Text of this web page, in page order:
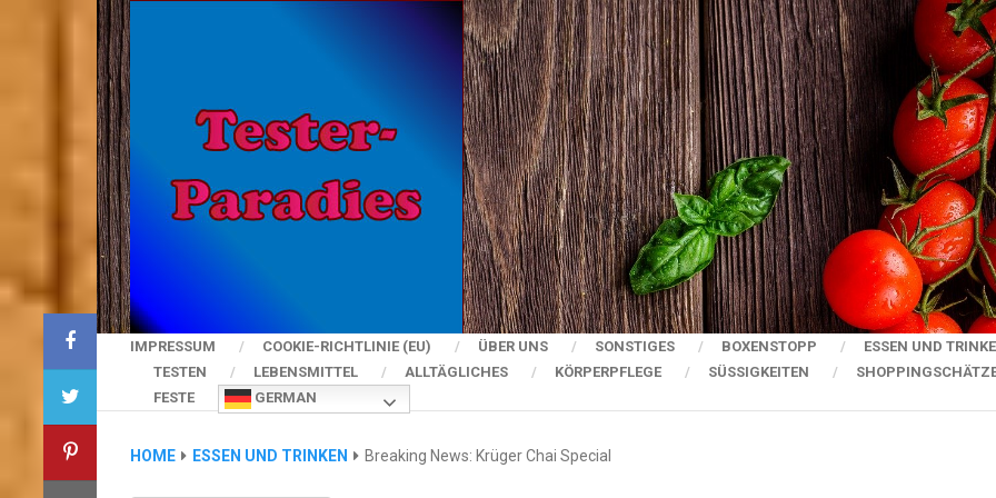
IMPRESSUM COOKIE-RICHTLINIE (EU) ÜBER UNS SONSTIGES BOXENSTOPP
ESSEN UND
TESTEN
LEBENSMITTEL ALLTÄGLICHES KÖRPERPFLEGE SÜSSIGKEITEN
FESTE
GERMAN
HOME ESSEN UND TRINKEN Breaking News: Krüger Chai Special